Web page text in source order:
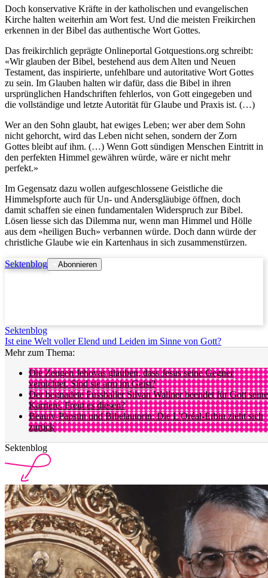
Doch konservative Kräfte in der katholischen und evangelischen
Kirche halten weiterhin am Wort fest. Und die meisten Freikirchen
erkennen in der Bibel das authentische Wort Gottes.
Das freikirchlich geprägte Onlineportal Gotquestions.org schreibt:
«Wir glauben der Bibel, bestehend aus dem Alten und Neuen
Testament, das inspirierte, unfehlbare und autoritative Wort Gottes
zu sein. Im Glauben halten wir dafür, dass die Bibel in ihren
ursprünglichen Handschriften fehlerlos, von Gott eingegeben und
die vollständige und letzte Autorität für Glaube und Praxis ist. (…)
Wer an den Sohn glaubt, hat ewiges Leben; wer aber dem Sohn
nicht gehorcht, wird das Leben nicht sehen, sondern der Zorn
Gottes bleibt auf ihm. (…) Wenn Gott sündigen Menschen Eintritt in
den perfekten Himmel gewähren würde, wäre er nicht mehr
perfekt.»
Im Gegensatz dazu wollen aufgeschlossene Geistliche die
Himmelspforte auch für Un- und Andersgläubige öffnen, doch
damit schaffen sie einen fundamentalen Widerspruch zur Bibel.
Lösen liesse sich das Dilemma nur, wenn man Himmel und Hölle
aus dem «heiligen Buch» verbannen würde. Doch dann würde der
christliche Glaube wie ein Kartenhaus in sich zusammenstürzen.
Sektenblog Abonnieren
Sektenblog
Ist eine Welt voller Elend und Leiden im Sinne von Gott?
Mehr zum Thema:
Die Zeugen Jehovas glauben, dass Jesus seine Gegner
vernichtet. Sind sie arm im Geist?
Der begnadete Fussballer Silvan Wallner beendet für Gott seine
Karriere. Freut es diesen?
Beauty-Päpstin und Bibelautorin: Die L'Oréal-Erbin zieht sich
zurück
Sektenblog